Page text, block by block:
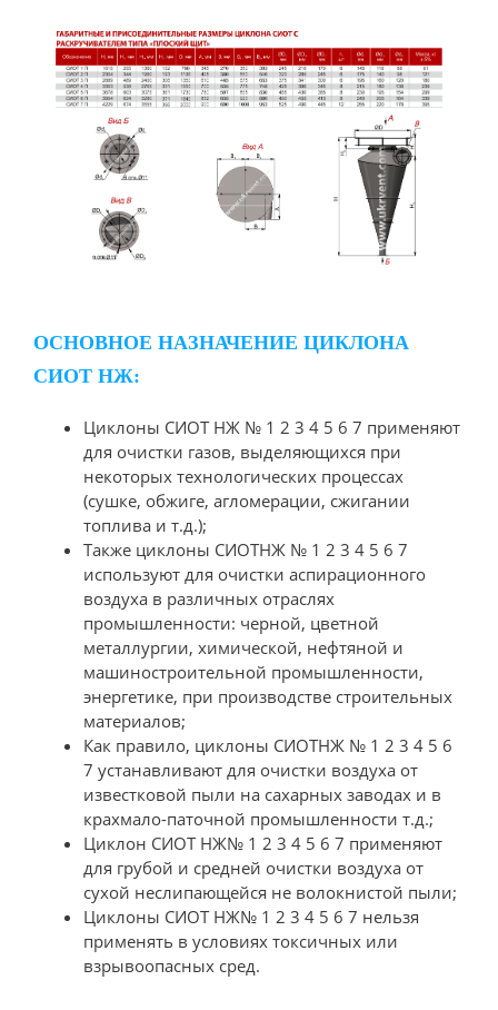
ОСНОВНОЕ НАЗНАЧЕНИЕ ЦИКЛОНА
СИОТ НЖ:
Циклоны СИОТ НЖ № 1 2 3 4 5 6 7 применяют
для очистки газов, выделяющихся при
некоторых технологических процессах
(сушке, обжиге, агломерации, сжигании
топлива и т.д.);
Также циклоны СИОТНЖ № 1 2 3 4 5 6 7
используют для очистки аспирационного
воздуха в различных отраслях
промышленности: черной, цветной
металлургии, химической, нефтяной и
машиностроительной промышленности,
энергетике, при производстве строительных
материалов;
Как правило, циклоны СИОТНЖ № 1 2 3 4 5 6
7 устанавливают для очистки воздуха от
известковой пыли на сахарных заводах и в
крахмало-паточной промышленности т.д.;
Циклон СИОТ НЖ№ 1 2 3 4 5 6 7 применяют
для грубой и средней очистки воздуха от
сухой неслипающейся не волокнистой пыли;
Циклоны СИОТ НЖ№ 1 2 3 4 5 6 7 нельзя
применять в условиях токсичных или
взрывоопасных сред.